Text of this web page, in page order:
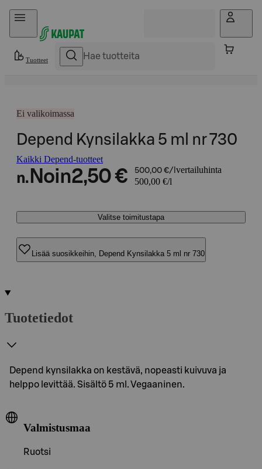
Hyppää sisältöön
Tuotteet
Ei valikoimassa
Depend Kynsilakka 5 ml nr 730
Kaikki Depend-tuotteet
n. Noin2,50 € 500,00 €/l vertailuhinta
500,00 €/l
Valitse toimitustapa
Lisää suosikkeihin, Depend Kynsilakka 5 ml nr 730
Tuotetiedot
Depend kynsilakka on kestävä, nopeasti kuivuva ja
helppo levittää. Sisältö 5 ml. Vegaaninen.
Valmistusmaa
Ruotsi